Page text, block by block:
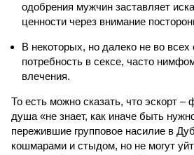
одобрения мужчин заставляет
ценности через внимание
В некоторых, но далеко не во всех
потребность в сексе, часто
влечения.
То есть можно сказать, что эскорт
душа «не знает, как иначе быть
пережившие групповое насилие в
кошмарами и стыдом, но не могут